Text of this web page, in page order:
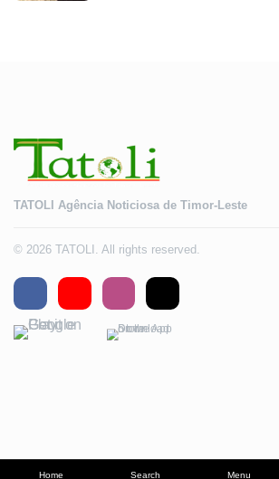
Home Search Menu
TATOLI Agência Noticiosa de Timor-Leste
© 2026 TATOLI. All rights reserved.